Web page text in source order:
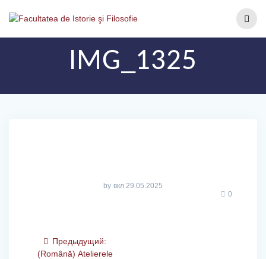
IMG_1325
by вкл 29.05.2025
0
Предыдущий:
(Română) Atelierele